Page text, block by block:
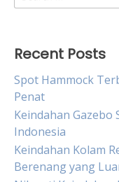
for:
Recent Posts
Spot Hammock
Penat
Keindahan
Indonesia
Keindahan Kolam
Berenang yang